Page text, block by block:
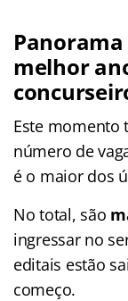
Panorama
melhor
Este momento
número de
é o maior dos
No total, são
ingressar no
editais estão
começo.